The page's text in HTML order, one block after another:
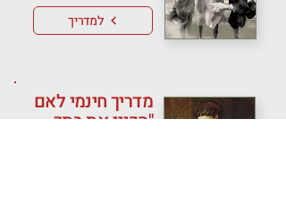
למדריך
מדריך חינמי לאם
"הכיני את בתך